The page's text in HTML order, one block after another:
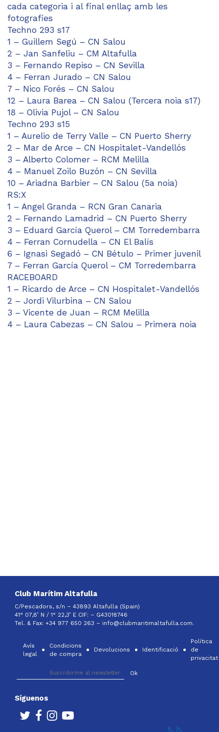
cada categoria i al final enllaç amb les
fotografies
Techno 293 s17
1 – Guillem Segú – CN Salou
2 – Jan Sanfeliu – CM Altafulla
3 – Fernando Repiso – CN Sevilla
4 – Ferran Jurado – CN Salou
7 – Nico Forés – CN Salou
12 – Laura Barea – CN Salou (Tercera noia s17)
18 – Olivia Pujol – CN Salou
Techno 293 s15
1 – Aurelio de Terry Valle – CN Puerto Sherry
2 – Mar de Arce – CN Hospitalet-Vandellós
3 – Alberto Colomer – RCM Melilla
4 – Manuel Zoilo Buzón – CN Sevilla
10 – Ariadna Barbier – CN Salou (5a noia)
RS:X
1 – Angel Granda – RCN Gran Canaria
2 – Fernando Lamadrid – CN Puerto Sherry
3 – Eduard García Querol – CM Torredembarra
4 – Ferran Cornudella – CN El Balís
6 – Ignasi Segadó – CN Bétulo – Primer juvenil
7 – Ferran García Querol – CM Torredembarra
RACEBOARD
1 – Ricardo de Arce – CN Hospitalet-Vandellós
2 – Jordi Vilurbina – CN Salou
3 – Vicente de Juan – RCM Melilla
4 – Laura Cabezas – CN Salou – Primera noia
Club Marítim Altafulla
C/Pescadors, s/n – 43893 Altafulla (Spain)
41° 07,8’ N / 1° 22,3’ E CIF: – G43018746
Tel. & Fax: +34 977 650 263 – info@clubmaritimaltafulla.com.
Avís
legal
Condicions
de compra
Devolucions Identificació
Política
de
privacitat
Síguenos